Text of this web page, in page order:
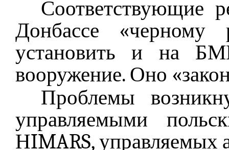
Соответствующие
Донбассе «черному
установить и на
вооружение. Оно
Проблемы
управляемыми
НIMARS, управляемых